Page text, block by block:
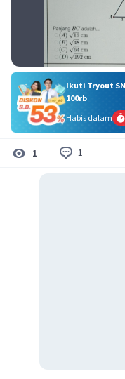
Ikuti Tryout
100rb
Habis dalam
1 1